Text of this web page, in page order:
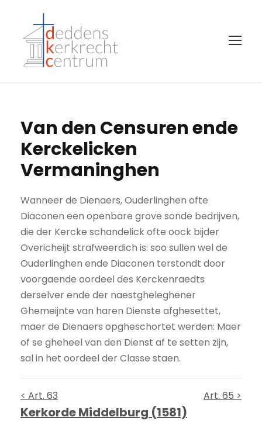
Van den Censuren ende
Kerckelicken
Vermaninghen
Wanneer de Dienaers, Ouderlinghen ofte
Diaconen een openbare grove sonde bedrijven,
die der Kercke schandelick ofte oock bijder
Overicheijt strafweerdich is: soo sullen wel de
Ouderlinghen ende Diaconen terstondt door
voorgaende oordeel des Kerckenraedts
derselver ende der naestgheleghener
Ghemeijnte van haren Dienste afghesettet,
maer de Dienaers opgheschortet werden: Maer
of se gheheel van den Dienst af te setten zijn,
sal in het oordeel der Classe staen.
< Art. 63 Art. 65 >
Kerkorde Middelburg (1581)